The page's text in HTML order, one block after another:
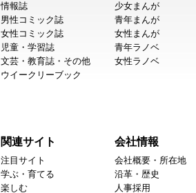
情報誌
男性コミック誌
女性コミック誌
児童・学習誌
文芸・教育誌・その他
ウイークリーブック
少女まんが
青年まんが
女性まんが
青年ラノベ
女性ラノベ
関連サイト
注目サイト
学ぶ・育てる
楽しむ
会社情報
会社概要・所在地
沿革・歴史
人事採用